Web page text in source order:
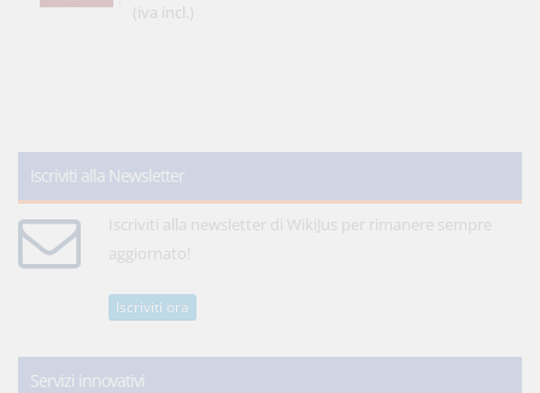
(iva incl.)
Iscriviti alla Newsletter
Iscriviti alla newsletter di WikiJus per rimanere sempre
aggiornato!
Iscriviti ora
Servizi innovativi